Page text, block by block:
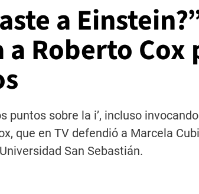
a
Roberto
puntos sobre la i’, incluso
que en TV defendió a Marcela
San Sebastián.